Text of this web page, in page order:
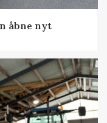
åbne nyt